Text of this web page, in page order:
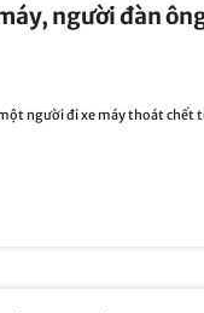
người đàn
người đi xe máy thoát